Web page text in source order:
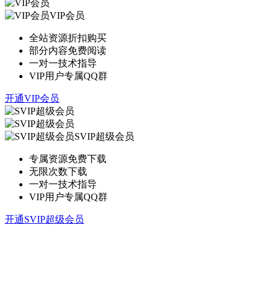
VIP会员
全站资源折扣购买
部分内容免费阅读
一对一技术指导
VIP用户专属QQ群
开通VIP会员
SVIP超级会员
专属资源免费下载
无限次数下载
一对一技术指导
VIP用户专属QQ群
开通SVIP超级会员